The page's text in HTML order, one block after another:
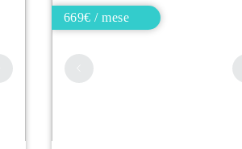
669€ / mese